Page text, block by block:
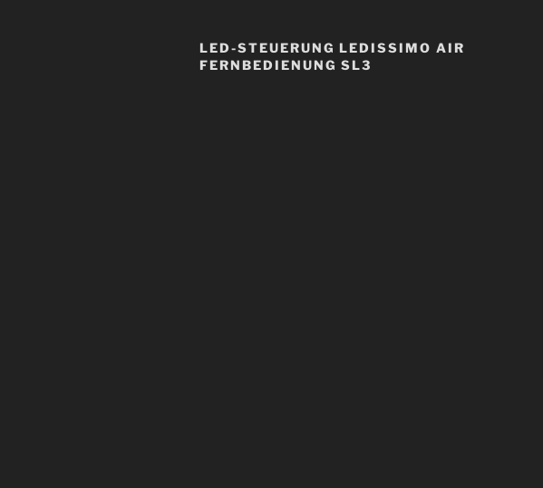
LED-STEUERUNG LEDISSIMO AIR
FERNBEDIENUNG SL3